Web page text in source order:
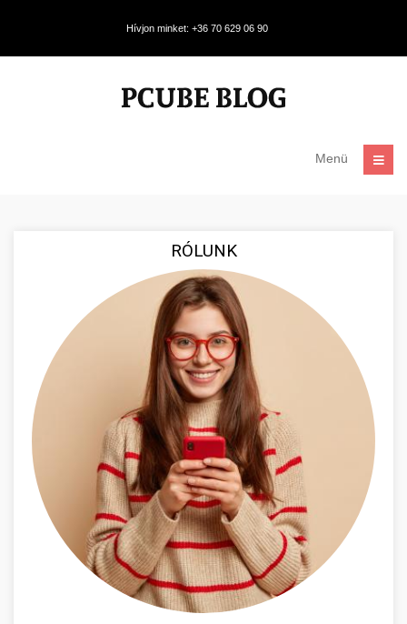
Hívjon minket: +36 70 629 06 90
Menü
RÓLUNK